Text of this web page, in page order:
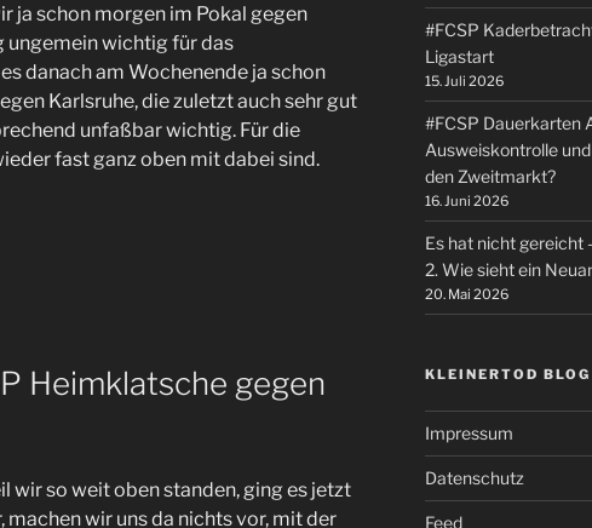
ja schon morgen im Pokal gegen
ungemein wichtig für das
danach am Wochenende ja schon
Karlsruhe, die zuletzt auch sehr gut
unfaßbar wichtig. Für die
fast ganz oben mit dabei sind.
Heimklatsche gegen
wir so weit oben standen, ging es jetzt
machen wir uns da nichts vor, mit der
#FCSP
Ligastart
15. Juli 2026
#FCSP Dauerkarten
Ausweiskontrolle
den Zweitmarkt?
16. Juni 2026
Es hat nicht gereicht
2. Wie sieht ein
20. Mai 2026
KLEINERTOD BLOG
Impressum
Datenschutz
Feed